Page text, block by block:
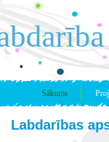
Sākums
Labdarības